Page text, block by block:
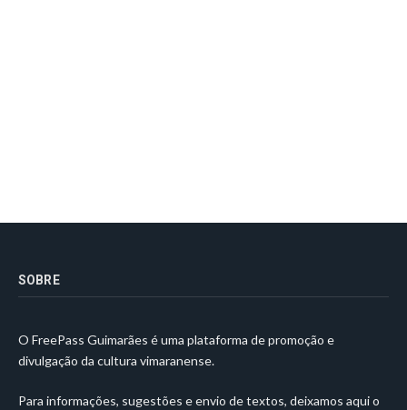
SOBRE
O FreePass Guimarães é uma plataforma de promoção e
divulgação da cultura vimaranense.
Para informações, sugestões e envio de textos, deixamos aqui o